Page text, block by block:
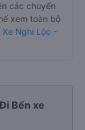
các chuyến
xem toàn bộ
Xe Nghi Lộc -
Bến xe